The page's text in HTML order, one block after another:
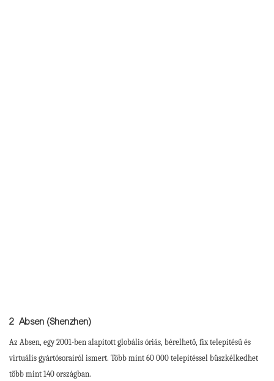
2 Absen (Shenzhen)
Az Absen, egy 2001-ben alapított globális óriás, bérelhető, fix telepítésű és
virtuális gyártósorairól ismert. Több mint 60 000 telepítéssel büszkélkedhet
több mint 140 országban.